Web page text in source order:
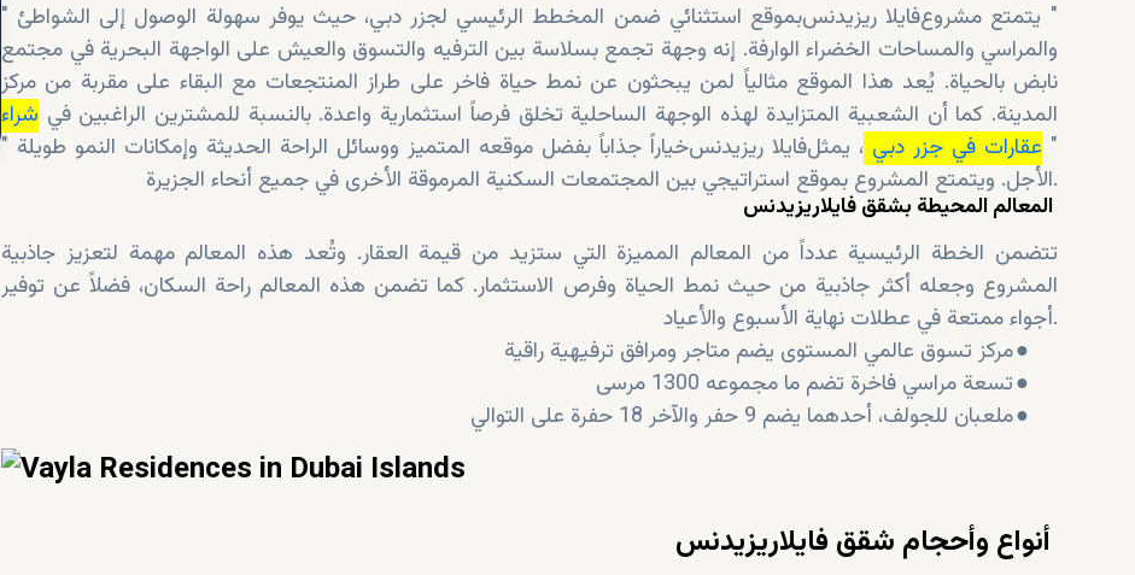
يتمتع مشروع " فايلا ريزيدنس
" بموقع استثنائي ضمن المخطط الرئيسي لجزر دبي، حيث يوفر سهولة الوصول إلى الشواطئ
والمراسي والمساحات الخضراء الوارفة. إنه وجهة تجمع بسلاسة بين الترفيه والتسوق والعيش على الواجهة البحرية في مجتمع
نابض بالحياة. يُعد هذا الموقع مثالياً لمن يبحثون عن نمط حياة فاخر على طراز المنتجعات مع البقاء على مقربة من مركز
المدينة. كما أن الشعبية المتزايدة لهذه الوجهة الساحلية تخلق فرصاً استثمارية واعدة. بالنسبة للمشترين الراغبين في شراء
عقارات في جزر دبي ، يمثل " فايلا ريزيدنس
" خياراً جذاباً بفضل موقعه المتميز ووسائل الراحة الحديثة وإمكانات النمو طويلة
الأجل. ويتمتع المشروع بموقع استراتيجي بين المجتمعات السكنية المرموقة الأخرى في جميع أنحاء الجزيرة.
ريزيدنس
تتضمن الخطة الرئيسية عدداً من المعالم المميزة التي ستزيد من قيمة العقار. وتُعد هذه المعالم مهمة لتعزيز جاذبية
المشروع وجعله أكثر جاذبية من حيث نمط الحياة وفرص الاستثمار. كما تضمن هذه المعالم راحة السكان، فضلاً عن توفير
أجواء ممتعة في عطلات نهاية الأسبوع والأعياد.
●مركز تسوق عالمي المستوى يضم متاجر ومرافق ترفيهية راقية
●تسعة مراسي فاخرة تضم ما مجموعه 1300 مرسى
●ملعبان للجولف، أحدهما يضم 9 حفر والآخر 18 حفرة على التوالي
ريزيدنس